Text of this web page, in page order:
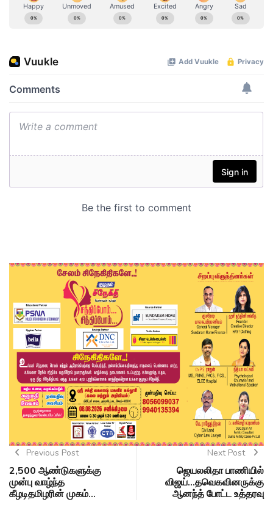
Previous Post
2,500 ஆண்டுகளுக்கு
முன்பு வாழ்ந்த
கீழடிதமிழரின் முகம்...
Next Post
ஜெயலலிதா பாணியில்
விஜய்…தவெகவினருக்கு
ஆனந்த் போட்ட உத்தரவு